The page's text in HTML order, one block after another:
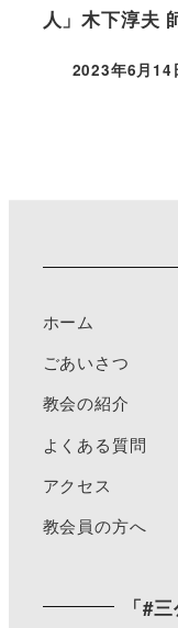
人」木下淳夫
2023年6月14
ホーム
ごあいさつ
教会の紹介
よくある質問
アクセス
教会員の方へ
「#